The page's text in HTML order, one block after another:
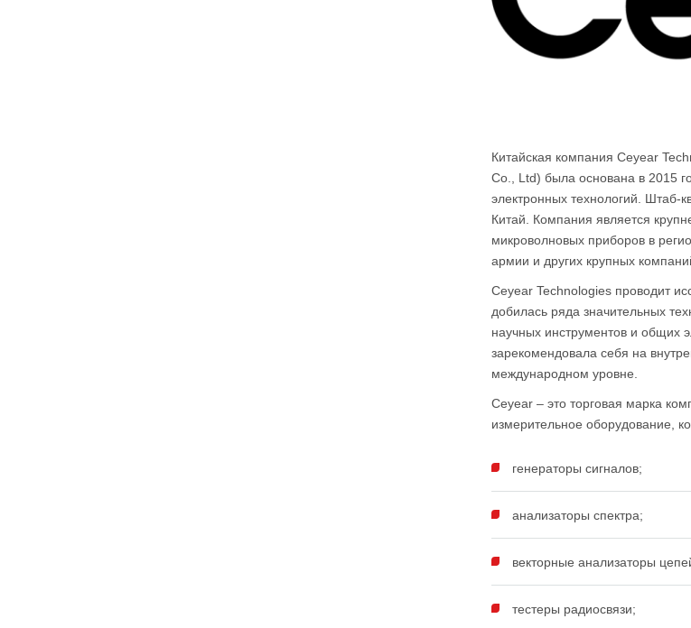
Китайская компания Ceyear
Co., Ltd) была основана в 2015
электронных технологий. Штаб-
Китай. Компания является
микроволновых приборов в
армии и других крупных
Ceyear Technologies проводит
добилась ряда значительных
научных инструментов и общих
зарекомендовала себя на
международном уровне.
Ceyear – это торговая марка
измерительное оборудование,
генераторы сигналов;
анализаторы спектра;
векторные анализаторы
тестеры радиосвязи;